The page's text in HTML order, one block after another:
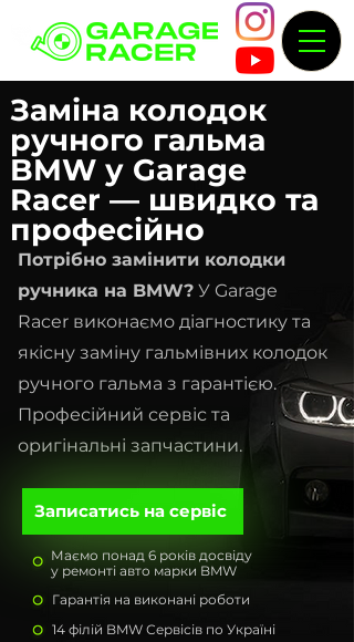
Заміна колодок
ручного гальма
BMW у Garage
Racer — швидко та
професійно
Потрібно замінити колодки
ручника на BMW? У Garage
Racer виконаємо діагностику та
якісну заміну гальмівних колодок
ручного гальма з гарантією.
Професійний сервіс та
оригінальні запчастини.
Записатись на сервіс
Маємо понад 6 років досвіду
у ремонті авто марки BMW
Гарантія на виконані роботи
14 філій BMW Сервісів по Україні